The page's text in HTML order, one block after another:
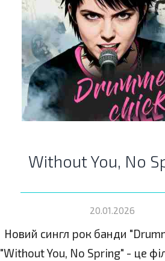
Without You, No
20.01.2026
Новий сингл рок банди
"Without You, No Spring" - це